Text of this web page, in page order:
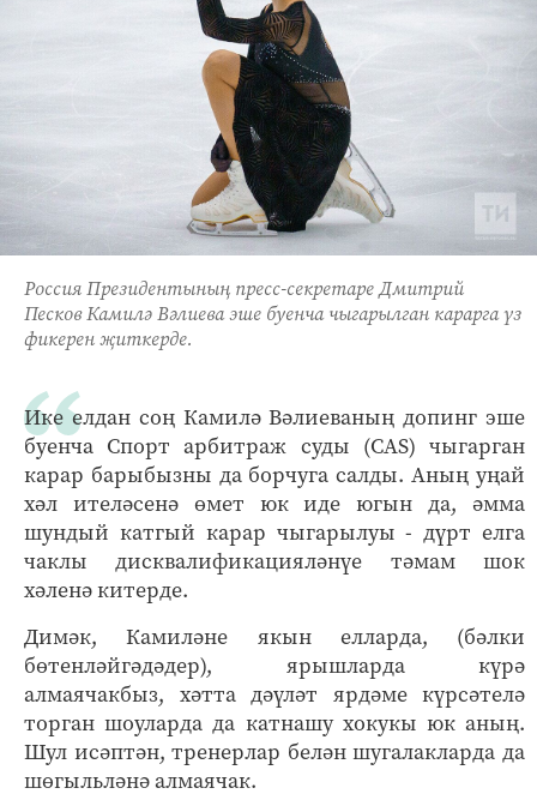
Россия Президентының пресс-секретаре Дмитрий
Песков Камилә Вәлиева эше буенча чыгарылган карарга үз
фикерен җиткерде.
Ике елдан соң Камилә Вәлиеваның допинг эше
буенча Спорт арбитраж суды (CAS) чыгарган
карар барыбызны да борчуга салды. Аның уңай
хәл ителәсенә өмет юк иде югын да, әмма
шундый катгый карар чыгарылуы - дүрт елга
чаклы дисквалификацияләнүе тәмам шок
хәленә китерде.
Димәк, Камиләне якын елларда, (бәлки
бөтенләйгәдәдер), ярышларда күрә
алмаячакбыз, хәтта дәүләт ярдәме күрсәтелә
торган шоуларда да катнашу хокукы юк аның.
Шул исәптән, тренерлар белән шугалакларда да
шөгыльләнә алмаячак.